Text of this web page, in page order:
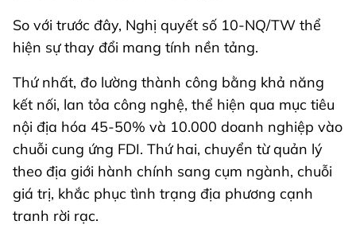
So với trước đây, Nghị quyết số 10-NQ/TW thể
hiện sự thay đổi mang tính nền tảng.
Thứ nhất, đo lường thành công bằng khả năng
kết nối, lan tỏa công nghệ, thể hiện qua mục tiêu
nội địa hóa 45-50% và 10.000 doanh nghiệp vào
chuỗi cung ứng FDI. Thứ hai, chuyển từ quản lý
theo địa giới hành chính sang cụm ngành, chuỗi
giá trị, khắc phục tình trạng địa phương cạnh
tranh rời rạc.